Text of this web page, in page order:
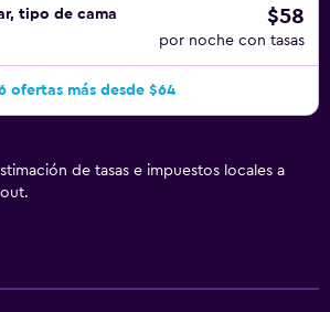
tipo de cama
$58
por noche con tasas
ofertas más desde $64
de tasas e impuestos locales a